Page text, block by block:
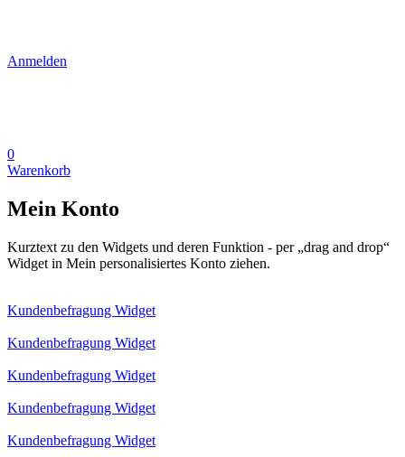
Anmelden
0
Warenkorb
Mein Konto
Kurztext zu den Widgets und deren Funktion - per „drag and drop“
Widget in Mein personalisiertes Konto ziehen.
Kundenbefragung Widget
Kundenbefragung Widget
Kundenbefragung Widget
Kundenbefragung Widget
Kundenbefragung Widget